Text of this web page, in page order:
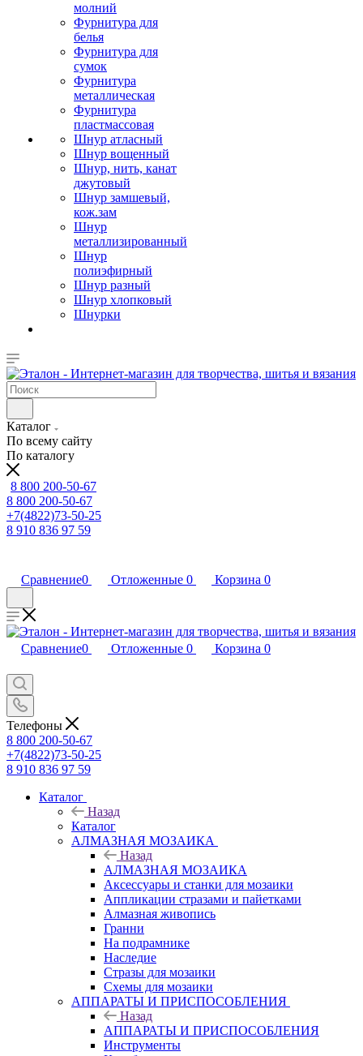
молний
Фурнитура для
белья
Фурнитура для
сумок
Фурнитура
металлическая
Фурнитура
пластмассовая
Шнур атласный
Шнур вощенный
Шнур, нить, канат
джутовый
Шнур замшевый,
кож.зам
Шнур
металлизированный
Шнур
полиэфирный
Шнур разный
Шнур хлопковый
Шнурки
Каталог
По всему сайту
По каталогу
8 800 200-50-67
8 800 200-50-67
+7(4822)73-50-25
8 910 836 97 59
Сравнение0 Отложенные 0 Корзина 0
Сравнение0 Отложенные 0 Корзина 0
Телефоны
8 800 200-50-67
+7(4822)73-50-25
8 910 836 97 59
Каталог
Назад
Каталог
АЛМАЗНАЯ МОЗАИКА
Назад
АЛМАЗНАЯ МОЗАИКА
Аксессуары и станки для мозаики
Аппликации стразами и пайетками
Алмазная живопись
Гранни
На подрамнике
Наследие
Стразы для мозаики
Схемы для мозаики
АППАРАТЫ И ПРИСПОСОБЛЕНИЯ
Назад
АППАРАТЫ И ПРИСПОСОБЛЕНИЯ
Инструменты